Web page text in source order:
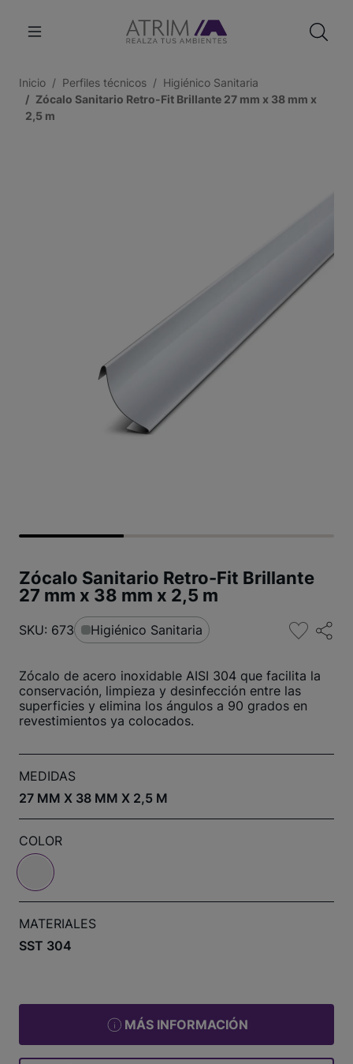
Inicio Perfiles técnicos
Higiénico Sanitaria
Zócalo Sanitario Retro-Fit Brillante 27 mm x 38 mm x
2,5 m
Zócalo Sanitario Retro-Fit Brillante
27 mm x 38 mm x 2,5 m
SKU: 673 Higiénico Sanitaria
Zócalo de acero inoxidable AISI 304 que facilita la
conservación, limpieza y desinfección entre las
superficies y elimina los ángulos a 90 grados en
revestimientos ya colocados.
MEDIDAS
27 MM X 38 MM X 2,5 M
COLOR
MATERIALES
SST 304
MÁS INFORMACIÓN